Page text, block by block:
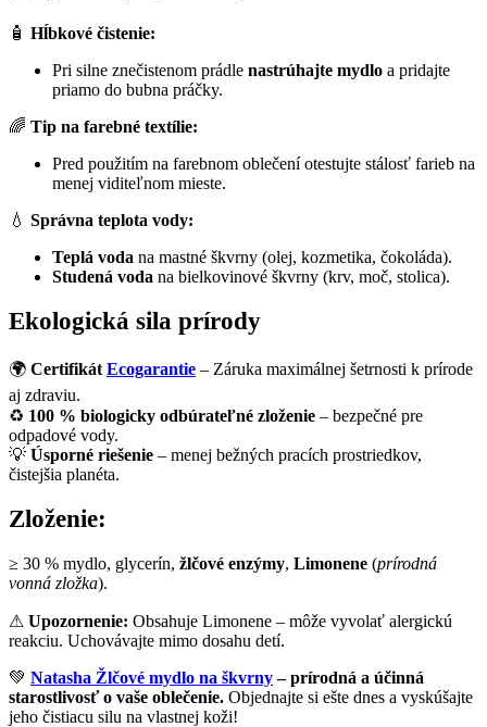
🧴 Hĺbkové čistenie:
Pri silne znečistenom prádle nastrúhajte mydlo a pridajte
priamo do bubna práčky.
🌈 Tip na farebné textílie:
Pred použitím na farebnom oblečení otestujte stálosť farieb na
menej viditeľnom mieste.
💧 Správna teplota vody:
Teplá voda na mastné škvrny (olej, kozmetika, čokoláda).
Studená voda na bielkovinové škvrny (krv, moč, stolica).
Ekologická sila prírody
🌍 Certifikát Ecogarantie – Záruka maximálnej šetrnosti k prírode
aj zdraviu.
♻ 100 % biologicky odbúrateľné zloženie – bezpečné pre
odpadové vody.
💡 Úsporné riešenie – menej bežných pracích prostriedkov,
čistejšia planéta.
Zloženie:
≥ 30 % mydlo, glycerín, žlčové enzýmy, Limonene (prírodná
vonná zložka).
⚠ Upozornenie: Obsahuje Limonene – môže vyvolať alergickú
reakciu. Uchovávajte mimo dosahu detí.
💚 Natasha Žlčové mydlo na škvrny– prírodná a účinná
starostlivosť o vaše oblečenie. Objednajte si ešte dnes a vyskúšajte
jeho čistiacu silu na vlastnej koži!